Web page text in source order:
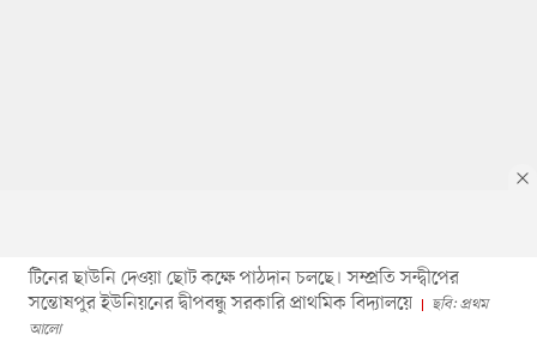
টিনের ছাউনি দেওয়া ছোট কক্ষে পাঠদান চলছে। সম্প্রতি সন্দ্বীপের
সন্তোষপুর ইউনিয়নের দ্বীপবন্ধু সরকারি প্রাথমিক বিদ্যালয়ে
ছবি: প্রথম
আলো